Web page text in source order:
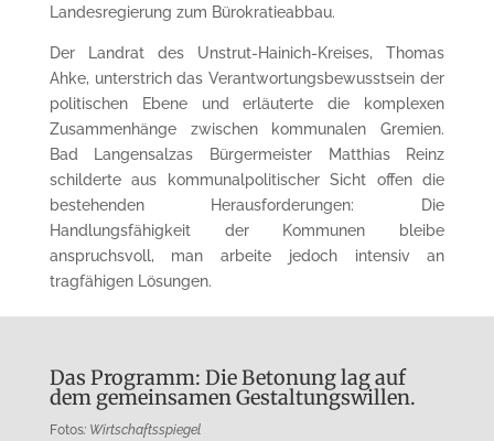
Landesregierung zum Bürokratieabbau.
Der Landrat des Unstrut-Hainich-Kreises, Thomas
Ahke, unterstrich das Verantwortungsbewusstsein der
politischen Ebene und erläuterte die komplexen
Zusammenhänge zwischen kommunalen Gremien.
Bad Langensalzas Bürgermeister Matthias Reinz
schilderte aus kommunalpolitischer Sicht offen die
bestehenden Herausforderungen: Die
Handlungsfähigkeit der Kommunen bleibe
anspruchsvoll, man arbeite jedoch intensiv an
tragfähigen Lösungen.
Das Programm: Die Betonung lag auf
dem gemeinsamen Gestaltungswillen.
Fotos: Wirtschaftsspiegel